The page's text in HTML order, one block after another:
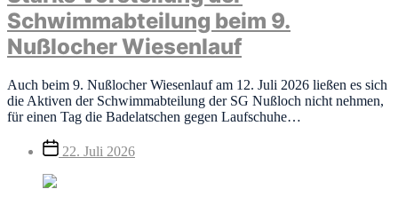
Schwimmabteilung beim 9.
Nußlocher Wiesenlauf
Auch beim 9. Nußlocher Wiesenlauf am 12. Juli 2026 ließen es sich
die Aktiven der Schwimmabteilung der SG Nußloch nicht nehmen,
für einen Tag die Badelatschen gegen Laufschuhe…
Veröffentlichungsdatum
22. Juli 2026